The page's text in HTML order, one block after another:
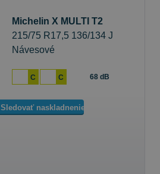
Michelin X MULTI T2
215/75 R17,5 136/134 J
Návesové
C C 68 dB
Sledovať naskladnenie